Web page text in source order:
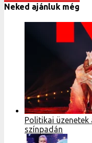
Neked ajánluk még
Politikai
színpadán